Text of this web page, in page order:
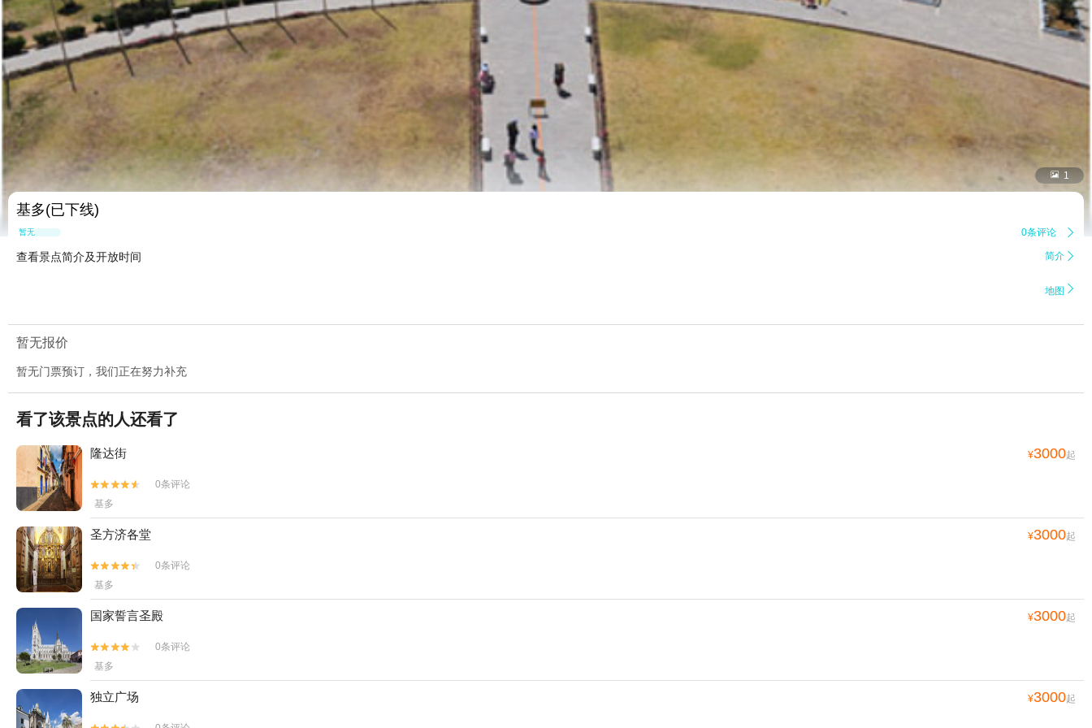
 1
基多(已下线)
暂无点评 0条评论 
查看景点简介及开放时间 简介 
地图 
暂无报价
暂无门票预订，我们正在努力补充
看了该景点的人还看了
隆达街 ¥3000起


0条评论
基多
圣方济各堂 ¥3000起


0条评论
基多
国家誓言圣殿 ¥3000起


0条评论
基多
独立广场 ¥3000起